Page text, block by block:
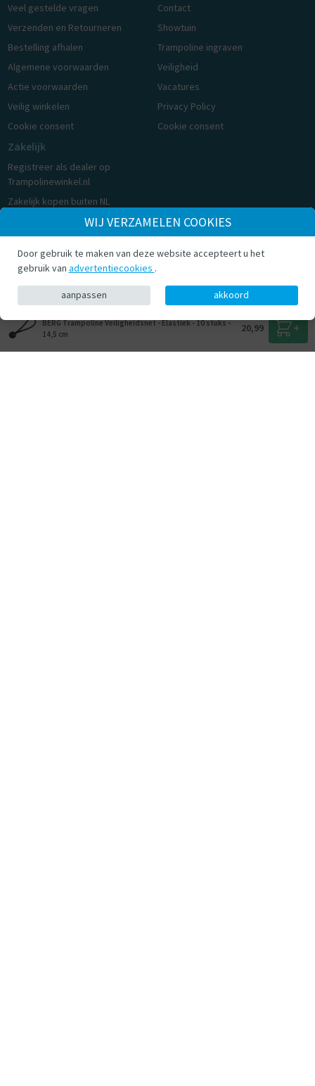
BERG Trampoline Veiligheidsnet - Elastiek - 10 stuks -
14,5 cm
20,99
Veel gestelde vragen
Verzenden en Retourneren
Bestelling afhalen
Algemene voorwaarden
Actie voorwaarden
Veilig winkelen
Cookie consent
Contact
Showtuin
Trampoline ingraven
Veiligheid
Vacatures
Privacy Policy
Cookie consent
Zakelijk
Registreer als dealer op
Trampolinewinkel.nl
Zakelijk kopen buiten NL
© Trampolinewinkel.nl 2026
WIJ VERZAMELEN COOKIES
Door gebruik te maken van deze website accepteert u het
gebruik van advertentiecookies .
aanpassen akkoord